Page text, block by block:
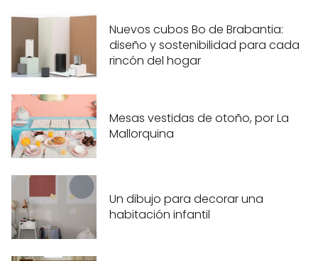
Nuevos cubos Bo de Brabantia:
diseño y sostenibilidad para cada
rincón del hogar
Mesas vestidas de otoño, por La
Mallorquina
Un dibujo para decorar una
habitación infantil